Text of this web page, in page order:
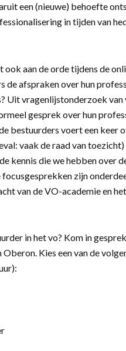
een (nieuwe) behoefte
in tijden van
ook aan de orde tijdens de
de afspraken over hun
Uit vragenlijstonderzoek
gesprek over hun
bestuurders voert een keer
vaak de raad van
kennis die we hebben over
focusgesprekken zijn
van de VO-academie en
in het vo? Kom in
Kies een van de